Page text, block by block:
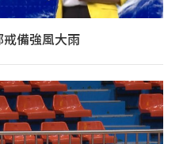
備強風大雨